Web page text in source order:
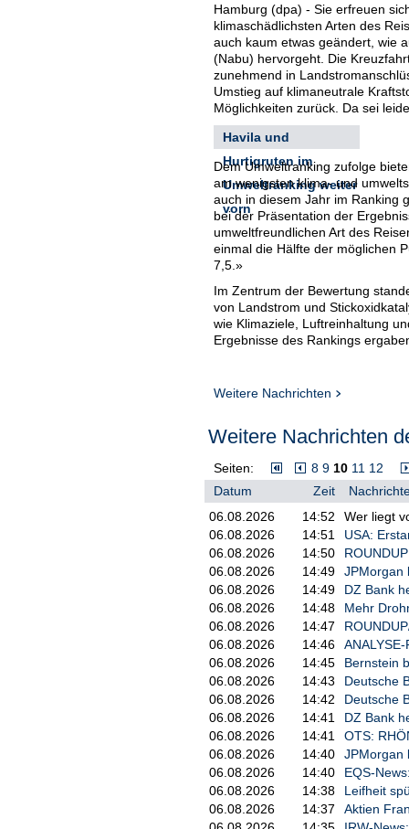
Hamburg (dpa) - Sie erfreuen
klimaschädlichsten Arten des
auch kaum etwas geändert, wie
(Nabu) hervorgeht. Die
zunehmend in
Umstieg auf klimaneutrale
Möglichkeiten zurück. Da sei
Havila und
Hurtigruten im
Umweltranking weiter
vorn
Dem Umweltranking zufolge
am wenigsten klima- und
auch in diesem Jahr im Ranking
bei der Präsentation der
umweltfreundlichen Art des
einmal die Hälfte der möglichen
7,5.»
Im Zentrum der Bewertung
von Landstrom und
wie Klimaziele, Luftreinhaltung
Ergebnisse des Rankings
Kreuzfahrtanbieter
letzten Platz
Punktgleich auf dem dritten
Royal Caribbean, Norwegian
Befragt, aber ohne Antwort
«Wir sind noch auf einem sehr,
klimaneutral und
dabei vor allem das besonders
großen Kreuzfahrtschiffe
Kein einziges Kreuzfahrtschiff
verzichten laut Ranking die
Nabu: Kein Anlauf
von
Kreuzfahrtschiffen
ohne
Landstromanschluss
Hamburgs Nabu-Vorsitzender
Landstrompflicht ab 2027 für
Regelungen um mehrere Jahre
Landstromanschluss wie
seiner Sicht mit einem
Der Nabu befasst sich bereits
Damals gab es aber noch kein
den Schmähpreis «Dinosaurier
Begründung damals: «Ihre
Ein einziger Ozeanriese stoße
hieß es damals.
Einige Fortschritte im
Weitere Nachrichten
Weitere Nachrichten
Seiten: 8 9 10 11 12
Datum
Zeit
06.08.2026
14:52
Wer liegt
06.08.2026
14:51
USA:
06.08.2026
14:50
06.08.2026
14:49
JPMorgan
06.08.2026
14:49
DZ Bank
06.08.2026
14:48
Mehr
06.08.2026
14:47
06.08.2026
14:46
06.08.2026
14:45
Bernstein
06.08.2026
14:43
Deutsche
06.08.2026
14:42
Deutsche
06.08.2026
14:41
DZ Bank
06.08.2026
14:41
OTS:
06.08.2026
14:40
JPMorgan
06.08.2026
14:40
EQS-
06.08.2026
14:38
Leifheit
06.08.2026
14:37
Aktien